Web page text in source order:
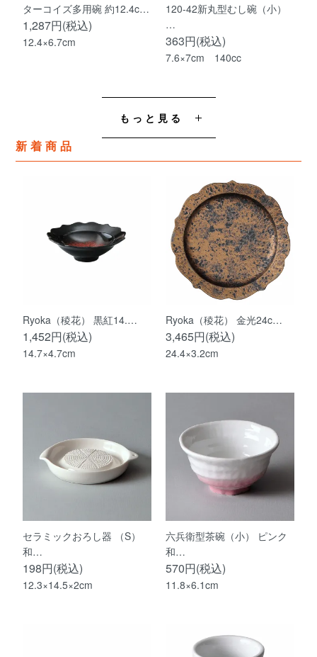
ターコイズ多用碗 約12.4c…
1,287円(税込)
12.4×6.7cm
120-42新丸型むし碗（小）
…
363円(税込)
7.6×7cm 140cc
もっと見る
新着商品
Ryoka（稜花） 黒紅14.…
1,452円(税込)
14.7×4.7cm
Ryoka（稜花） 金光24c…
3,465円(税込)
24.4×3.2cm
セラミックおろし器 （S）
和…
198円(税込)
12.3×14.5×2cm
六兵衛型茶碗（小） ピンク
和…
570円(税込)
11.8×6.1cm